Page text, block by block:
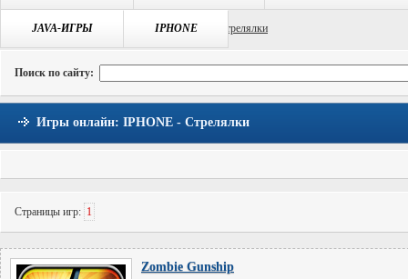
JAVA-ИГРЫ IPHONE
Навигация:БАНК ИГР ИГРЫ IPHONE Стрелялки
Поиск по сайту:
Игры онлайн: IPHONE - Стрелялки
Страницы игр: 1
Zombie Gunship